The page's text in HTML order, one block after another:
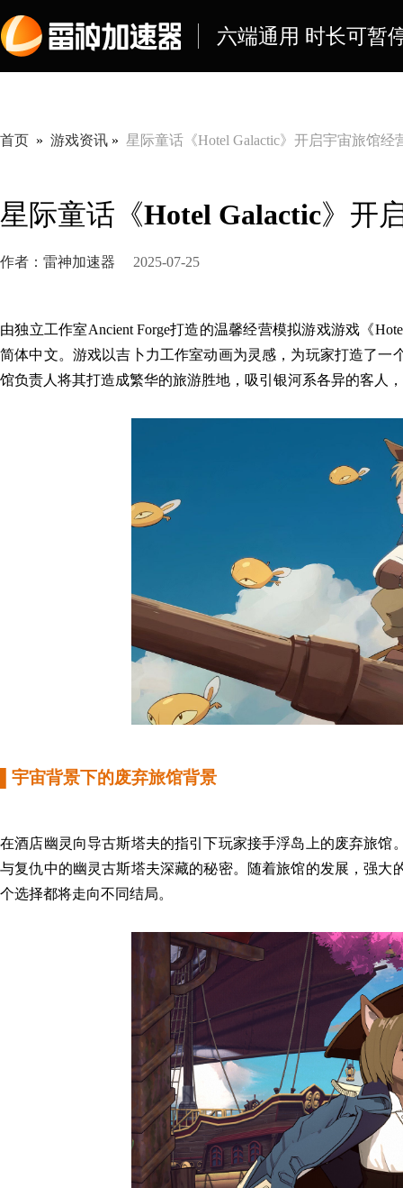
六端通用 时长可暂
首页 » 游戏资讯 » 星际童话《Hotel Galactic》开启宇宙旅馆经
星际童话《Hotel Galactic》开
作者：雷神加速器 2025-07-25
由独立工作室Ancient Forge打造的温馨经营模拟游戏游戏《
简体中文。 游戏以吉卜力工作室动画为灵感 ， 为玩家打造了一
馆负责人将其打造成繁华的旅游胜地 ，吸引银河系各异的客人
宇宙背景下的废弃旅馆背景
在酒店幽灵向导古斯塔夫的指引下玩家接手浮岛上的废弃旅馆
与复仇中的幽灵古斯塔夫深藏的秘密。随着旅馆的发展 ，强大
个选择都将走向不同结局。